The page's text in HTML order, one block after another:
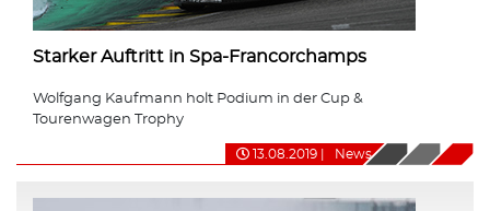
Starker Auftritt in Spa-Francorchamps
Wolfgang Kaufmann holt Podium in der Cup &
Tourenwagen Trophy
13.08.2019 News